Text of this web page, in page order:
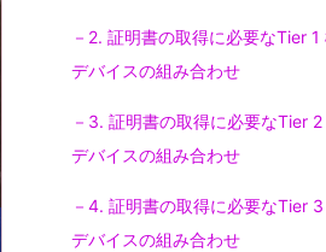
－2. 証明書の取得に必要なTier 1
デバイスの組み合わせ
－3. 証明書の取得に必要なTier
デバイスの組み合わせ
－4. 証明書の取得に必要なTier
デバイスの組み合わせ